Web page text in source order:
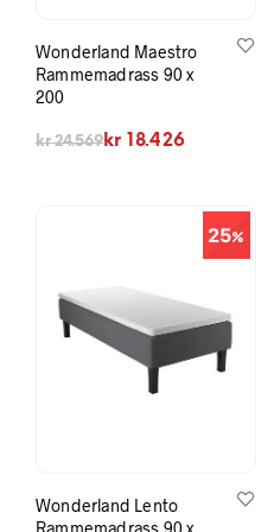
Wonderland Maestro
Rammemadrass 90 x
200
kr24.569
Opprinnelig pris var: kr 24.569.
kr 18.426
Nåværende pris er: kr 18.426.
25
Wonderland Lento
Rammemadrass 90 x